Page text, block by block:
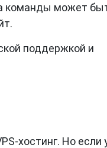
команды может
поддержкой и
хостинг. Но если